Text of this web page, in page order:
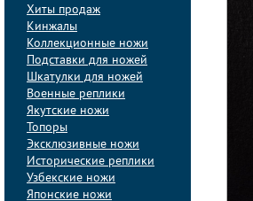
Хиты продаж
Кинжалы
Коллекционные ножи
Подставки для ножей
Шкатулки для ножей
Военные реплики
Якутские ножи
Топоры
Эксклюзивные ножи
Исторические реплики
Узбекские ножи
Японские ножи